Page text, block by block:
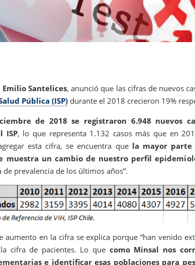
Emilio Santelices, anunció que las cifras de nuevos
Pública (ISP) durante el 2018 crecieron 19%
de 2018 se registraron 6.948 nuevos
ISP, lo que representa 1.132 casos más que en
esta cifra, se encuentra que la mayor parte
muestra un cambio de nuestro perfil
prevalencia de los últimos años”.
aumento en la cifra se explica porque “han venido
cifra de pacientes. Lo que como Minsal nos
e identificar esas poblaciones para